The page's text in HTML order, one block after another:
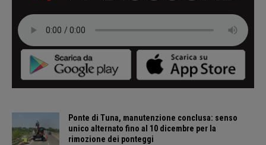
Ponte di Tuna, manutenzione conclusa: senso
unico alternato fino al 10 dicembre per la
rimozione dei ponteggi